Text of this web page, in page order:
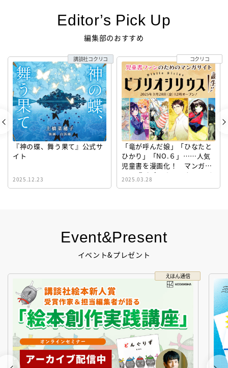
Event&Present
イベント&プレゼント
えほん通信
Editor’s Pick Up
編集部のおすすめ
『神の蝶、舞う果て』公式サ
イト
2025.12.23
講談社コクリコ
「竜が呼んだ娘」「ひなたと
ひかり」「NO.６」……人気
児童書を漫画化！ マンガサ
イト『ビブリオシリウス』誕
生！
2025.03.28
コクリコ